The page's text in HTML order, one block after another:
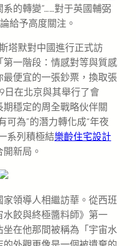
的轉變”……對于英國輔弼
給予高度關注。
塔默對中國進行正式訪
一階段：情感對等與質感
便宜的一張鈔票，換取張
日在北京與其舉行了會
穩定的周全戰略伙伴關
可為”的潛力轉化成“年夜
系列積極結樂齡住宅設計
新局。
領導人相繼訪華。從西班
餃與終極醬料師》第一
在他那間被稱為「宇宙水